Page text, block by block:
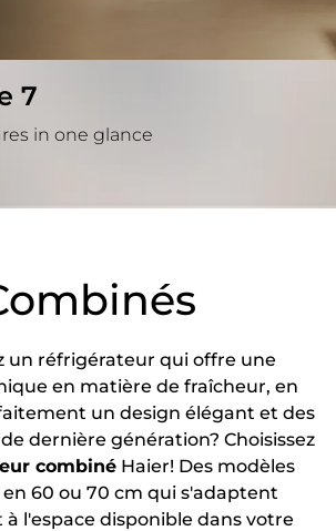
7
in one glance
un réfrigérateur qui offre une
en matière de fraîcheur, en
un design élégant et des
dernière génération? Choisissez
combinéHaier! Des modèles
60 ou 70 cm qui s'adaptent
l'espace disponible dans votre